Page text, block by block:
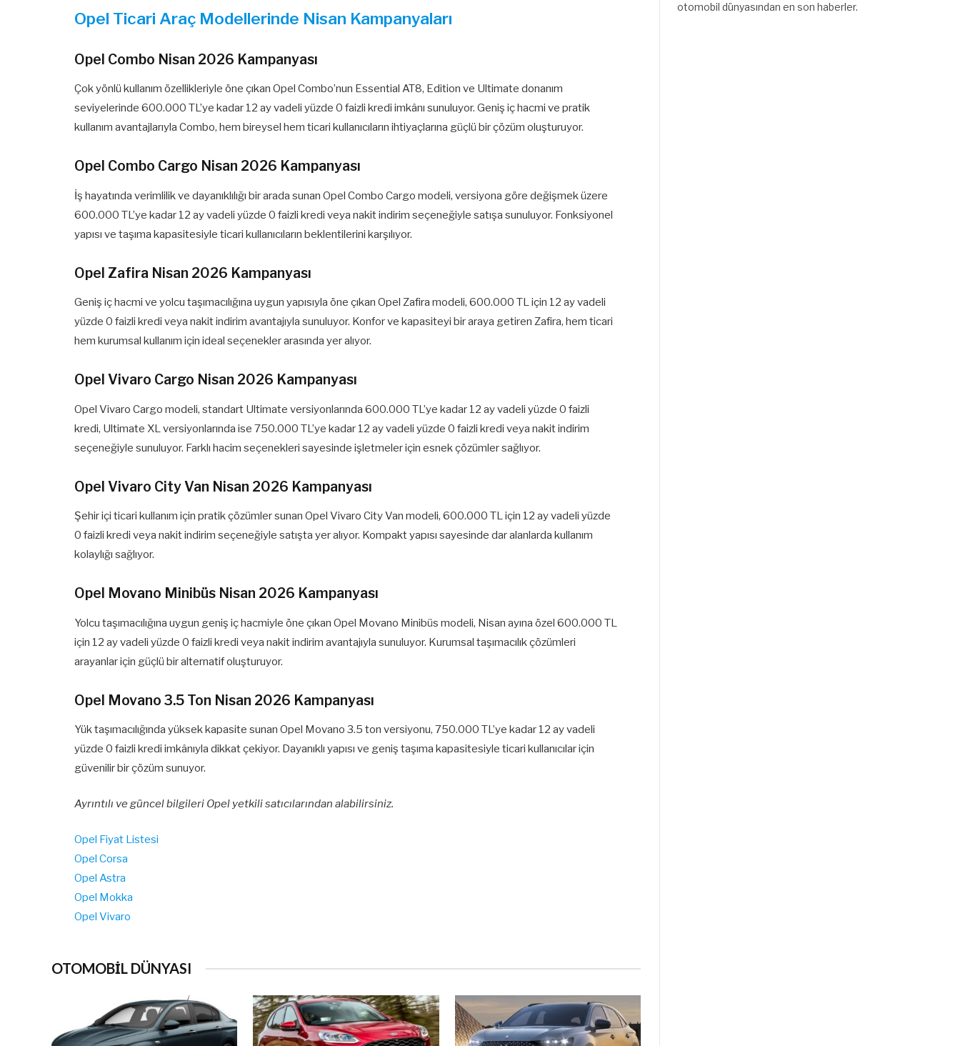
Opel Ticari Araç Modellerinde Nisan Kampanyaları
Opel Combo Nisan 2026 Kampanyası
Çok yönlü kullanım özellikleriyle öne çıkan Opel Combo’nun Essential AT8, Edition ve Ultimate donanım
seviyelerinde 600.000 TL’ye kadar 12 ay vadeli yüzde 0 faizli kredi imkânı sunuluyor. Geniş iç hacmi ve pratik
kullanım avantajlarıyla Combo, hem bireysel hem ticari kullanıcıların ihtiyaçlarına güçlü bir çözüm oluşturuyor.
Opel Combo Cargo Nisan 2026 Kampanyası
İş hayatında verimlilik ve dayanıklılığı bir arada sunan Opel Combo Cargo modeli, versiyona göre değişmek üzere
600.000 TL’ye kadar 12 ay vadeli yüzde 0 faizli kredi veya nakit indirim seçeneğiyle satışa sunuluyor. Fonksiyonel
yapısı ve taşıma kapasitesiyle ticari kullanıcıların beklentilerini karşılıyor.
Opel Zafira Nisan 2026 Kampanyası
Geniş iç hacmi ve yolcu taşımacılığına uygun yapısıyla öne çıkan Opel Zafira modeli, 600.000 TL için 12 ay vadeli
yüzde 0 faizli kredi veya nakit indirim avantajıyla sunuluyor. Konfor ve kapasiteyi bir araya getiren Zafira, hem ticari
hem kurumsal kullanım için ideal seçenekler arasında yer alıyor.
Opel Vivaro Cargo Nisan 2026 Kampanyası
Opel Vivaro Cargo modeli, standart Ultimate versiyonlarında 600.000 TL’ye kadar 12 ay vadeli yüzde 0 faizli
kredi, Ultimate XL versiyonlarında ise 750.000 TL’ye kadar 12 ay vadeli yüzde 0 faizli kredi veya nakit indirim
seçeneğiyle sunuluyor. Farklı hacim seçenekleri sayesinde işletmeler için esnek çözümler sağlıyor.
Opel Vivaro City Van Nisan 2026 Kampanyası
Şehir içi ticari kullanım için pratik çözümler sunan Opel Vivaro City Van modeli, 600.000 TL için 12 ay vadeli yüzde
0 faizli kredi veya nakit indirim seçeneğiyle satışta yer alıyor. Kompakt yapısı sayesinde dar alanlarda kullanım
kolaylığı sağlıyor.
Opel Movano Minibüs Nisan 2026 Kampanyası
Yolcu taşımacılığına uygun geniş iç hacmiyle öne çıkan Opel Movano Minibüs modeli, Nisan ayına özel 600.000 TL
için 12 ay vadeli yüzde 0 faizli kredi veya nakit indirim avantajıyla sunuluyor. Kurumsal taşımacılık çözümleri
arayanlar için güçlü bir alternatif oluşturuyor.
Opel Movano 3.5 Ton Nisan 2026 Kampanyası
Yük taşımacılığında yüksek kapasite sunan Opel Movano 3.5 ton versiyonu, 750.000 TL’ye kadar 12 ay vadeli
yüzde 0 faizli kredi imkânıyla dikkat çekiyor. Dayanıklı yapısı ve geniş taşıma kapasitesiyle ticari kullanıcılar için
güvenilir bir çözüm sunuyor.
Ayrıntılı ve güncel bilgileri Opel yetkili satıcılarından alabilirsiniz.
Opel Fiyat Listesi
Opel Corsa
Opel Astra
Opel Mokka
Opel Vivaro
OTOMOBİL DÜNYASI
otomobil dünyasından en son haberler.